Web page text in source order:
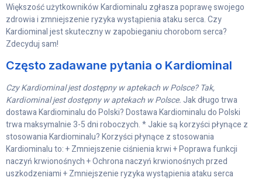
Większość użytkowników Kardiominalu zgłasza poprawę swojego
zdrowia i zmniejszenie ryzyka wystąpienia ataku serca. Czy
Kardiominal jest skuteczny w zapobieganiu chorobom serca?
Zdecyduj sam!
Często zadawane pytania o Kardiominal
Czy Kardiominal jest dostępny w aptekach w Polsce? Tak,
Kardiominal jest dostępny w aptekach w Polsce.Jak długo trwa
dostawa Kardiominalu do Polski? Dostawa Kardiominalu do Polski
trwa maksymalnie 3-5 dni roboczych. * Jakie są korzyści płynące z
stosowania Kardiominalu? Korzyści płynące z stosowania
Kardiominalu to: + Zmniejszenie ciśnienia krwi + Poprawa funkcji
naczyń krwionośnych + Ochrona naczyń krwionośnych przed
uszkodzeniami + Zmniejszenie ryzyka wystąpienia ataku serca